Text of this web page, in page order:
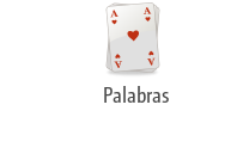
Palabras